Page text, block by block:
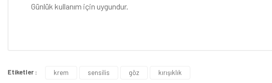
Günlük kullanım için uygundur.
Etiketler : krem sensilis göz kırışıklık